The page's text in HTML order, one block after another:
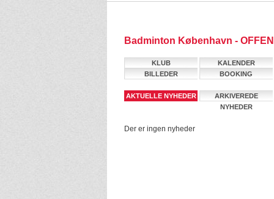
Badminton København -
KLUB
KALENDER
BILLEDER
BOOKING
AKTUELLE NYHEDER
ARKIVEREDE
NYHEDER
Der er ingen nyheder